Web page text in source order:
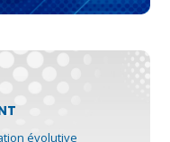
évolutive